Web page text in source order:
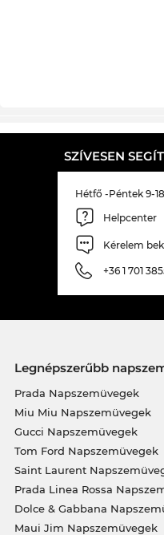
Pillanatok alatt kész a
van otthon! Mivel az
SZÍVESEN
Hétfő -Péntek 9-
Helpcenter
Kérelem
+36 1 701
Legnépszerűbb
Prada Napszemüvegek
Miu Miu Napszemüvegek
Gucci Napszemüvegek
Tom Ford Napszemüvegek
Saint Laurent
Prada Linea Rossa
Dolce & Gabbana
Maui Jim Napszemüvegek